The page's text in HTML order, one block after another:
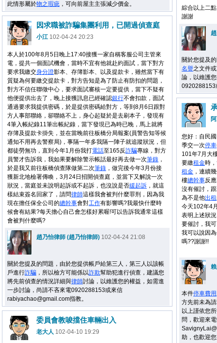
此情形屬於物之瑕疵 ，可向前屋主主張減少價金。
綜合以上二
謝謝
關於您提及
名譽之文件
論，以維護
0920288153
因求職被詐騙集團利用，已開過偵查庭
小江 102-04-24 20:23
本人於100年8月5日晚上17:40接獲一家自稱客服公司主管來
電，提共一個面試機會，當時不宜有他就赴約面試，當下對方
要求我繳交身分證影本、存簿影本、以及提款卡，雖然當下有
質疑為何要繳交提款卡，對方告知是為了防止有防扣的問題，
對方不信任聯徵中心，要求面試審核一定要提供，當下不疑有
他便提供出去了，晚上接獲訊息已經確認銀行不會扣款，面試
通過要求我提供密碼，於是提供密碼給對方，等到8月6日跟對
方人事部聯絡，卻聯絡不上，身心起疑於是去刷本子，發現有
4筆入帳紀錄11筆出帳紀錄，當下發現已為時已晚，馬上就將
存簿及提款卡掛失，並在當晚前往板橋分局報案(員警告知等候
通知不用再去警察局)，事隔一年多我隔一陣子就追蹤狀況，但
都徒勞無功，直到今年1月份我打電話至165反詐騙專線，對方
員警才告訴我，我如果要解除警示帳話最好再去做一次筆錄 ，
於是我又前往板橋偵查隊做第二次筆錄 ，做完後今年3月份接
獲新北地檢署傳喚，3月24日招開偵查庭，並當下又解說一次
狀況，當庭並未說明起訴或不起訴，也沒說是否緩起訴 ，就這
樣結束簽名回家了，請問律師這樣我會被判什麼罪刑，因為我
現在擔任保全公司的總幹事會對工作有影響嗎?我最快什麼時
候會有結果?每天擔心自己會怎樣好累喔!可以告訴我通常這樣
會被判什麼嗎?
趙乃怡律師 (趙乃怡律師) 102-04-24 21:08
關於您提及的問題，由於您提供帳戶給第三人，第三人以該帳
戶進行詐騙 ，所以檢方可能係以詐欺幫助犯進行偵查，建議您
將先前偵查的情況詳細與律師討論，以維護您的權益，如需進
一步討論，尚請不吝來電0920288153或來信
rabiyachao@gmail.com指教。
您好：自民
季交一次停車
101年7月大
要繳租金時
租金 ，連續
樓總幹事反
沒有催討，
為不是他出租
今天102年4
表明上述狀
要催討，我
我可以說因
嗎??謝謝!!
本件停車費用
方先前未為
以上謹依您
問，歡迎來
助，也歡迎
委員會教唆擋住車輛出入
老大人 102-04-10 19:29